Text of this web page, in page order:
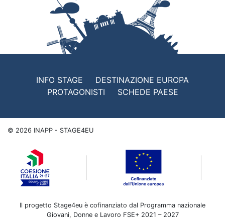
INFO STAGE
DESTINAZIONE EUROPA
PROTAGONISTI
SCHEDE PAESE
© 2026 INAPP - STAGE4EU
Il progetto Stage4eu è cofinanziato dal Programma nazionale
Giovani, Donne e Lavoro FSE+ 2021 – 2027